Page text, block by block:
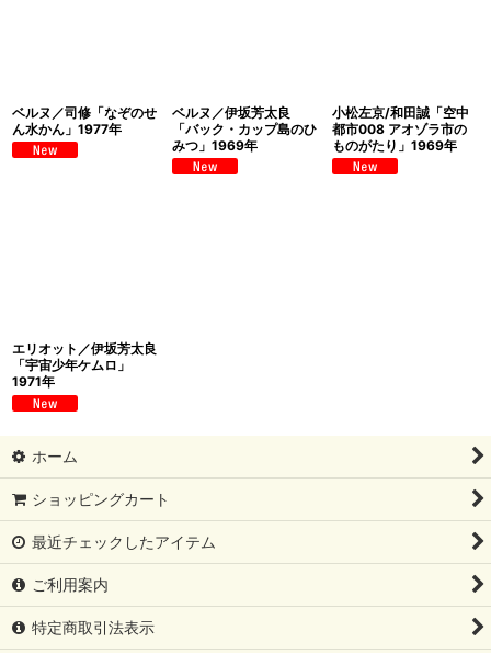
ベルヌ／司修「なぞのせ
ん水かん」1977年
ベルヌ／伊坂芳太良
「バック・カップ島のひ
みつ」1969年
小松左京/和田誠「空中
都市008 アオゾラ市の
ものがたり」1969年
エリオット／伊坂芳太良
「宇宙少年ケムロ」
1971年
ホーム
ショッピングカート
最近チェックしたアイテム
ご利用案内
特定商取引法表示